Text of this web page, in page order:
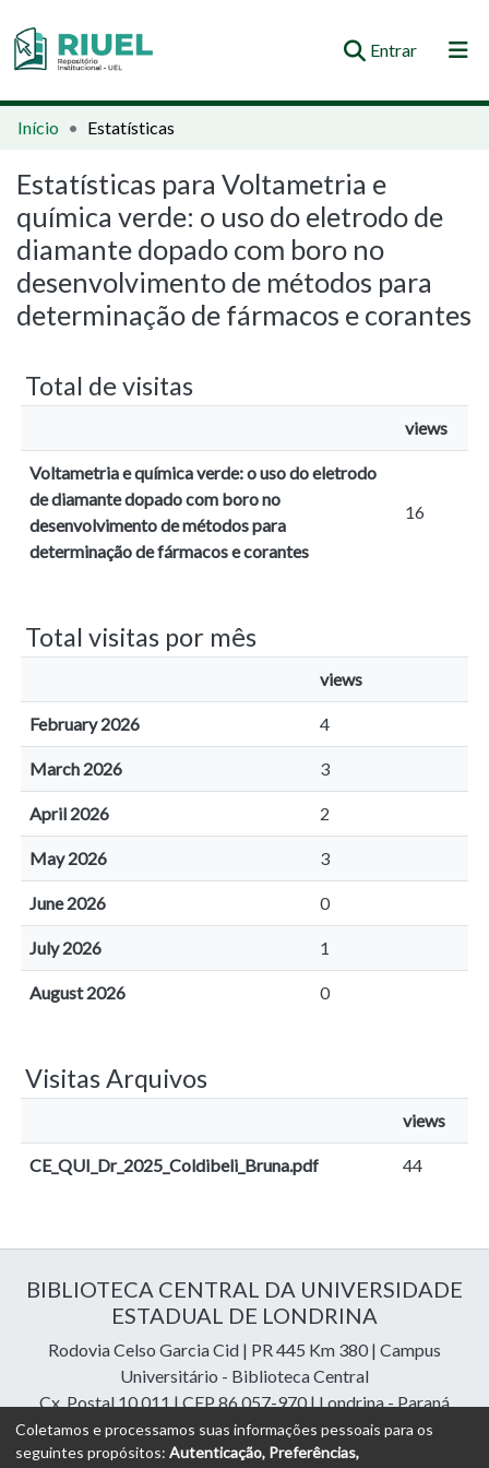
Entrar(current)
Orientações e Normas
Busca no Repositório
Início Estatísticas
Estatísticas para Voltametria e
química verde: o uso do eletrodo de
diamante dopado com boro no
desenvolvimento de métodos para
determinação de fármacos e corantes
Total de visitas
views
Voltametria e química verde: o uso do eletrodo
de diamante dopado com boro no
desenvolvimento de métodos para
determinação de fármacos e corantes
16
Total visitas por mês
views
February 2026 4
March 2026 3
April 2026 2
May 2026 3
June 2026 0
July 2026 1
August 2026 0
Visitas Arquivos
views
CE_QUI_Dr_2025_Coldibeli_Bruna.pdf 44
BIBLIOTECA CENTRAL DA UNIVERSIDADE
ESTADUAL DE LONDRINA
Rodovia Celso Garcia Cid | PR 445 Km 380 | Campus
Universitário - Biblioteca Central
Cx. Postal 10.011 | CEP 86.057-970 | Londrina - Paraná
Contatos: e-mail:riuel@uel.br| fone: 43 3371-4409
Coletamos e processamos suas informações pessoais para os
seguintes propósitos: Autenticação, Preferências,